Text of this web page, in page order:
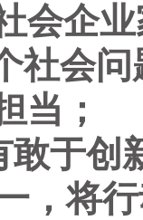
会企
社会
当；
于创
，将